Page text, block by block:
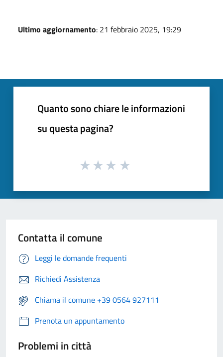
Ultimo aggiornamento: 21 febbraio 2025, 19:29
Quanto sono chiare le informazioni
su questa pagina?
Contatta il comune
Leggi le domande frequenti
Richiedi Assistenza
Chiama il comune +39 0564 927111
Prenota un appuntamento
Problemi in città